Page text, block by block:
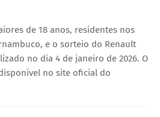
de 18 anos, residentes nos
e o sorteio do Renault
no dia 4 de janeiro de 2026. O
no site oficial do